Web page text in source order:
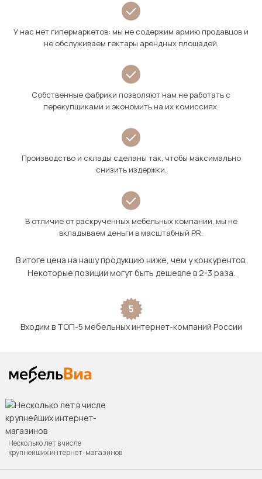
У нас нет гипермаркетов: мы не содержим армию продавцов и
не обслуживаем гектары арендных площадей.
Собственные фабрики позволяют нам не работать с
перекупщиками и экономить на их комиссиях.
Производство и склады сделаны так, чтобы максимально
снизить издержки.
В отличие от раскрученных мебельных компаний, мы не
вкладываем деньги в масштабный PR.
В итоге цена на нашу продукцию ниже, чем у конкурентов.
Некоторые позиции могут быть дешевле в 2-3 раза.
5
Входим в ТОП-5 мебельных интернет-компаний России
Несколько лет в числе
крупнейших интернет-магазинов